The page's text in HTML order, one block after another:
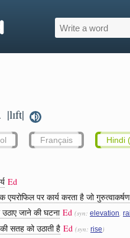
|lɪft|
Français Hindi
Ed
एयरोफिल पर कार्य करता है जो
जाने की घटना Ed (syn: elevation,
सतह को उठाती है Ed (syn: rise)